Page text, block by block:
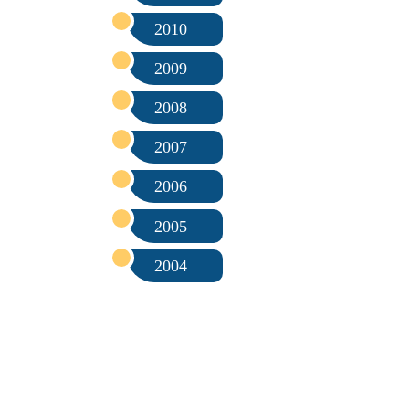
2004
2005
2006
2007
2008
2009
2010